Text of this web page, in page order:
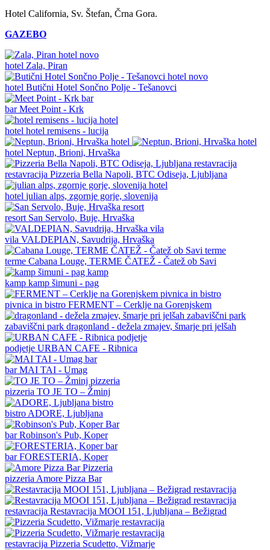
Hotel California, Sv. Štefan, Črna Gora.
GAZEBO
novo
hotel Zala, Piran
novo
hotel Butični Hotel Sončno Polje - Tešanovci
barMeet Point - Krk
hotel hotel remisens - lucija
hotel Neptun, Brioni, Hrvaška
restavracija Pizzeria Bella Napoli, BTC Odiseja, Ljubljana
hotel julian alps, zgornje gorje, slovenija
resort San Servolo, Buje, Hrvaška
vila VALDEPIAN, Savudrija, Hrvaška
terme Cabana Louge, TERME ČATEŽ - Čatež ob Savi
kamp kamp šimuni - pag
pivnica in bistro FERMENT – Cerklje na Gorenjskem
zabaviščni park dragonland - dežela zmajev, šmarje pri jelšah
podjetje URBAN CAFE - Ribnica
barMAI TAI - Umag
pizzeria TO JE TO – Žminj
bistro ADORE, Ljubljana
barRobinson's Pub, Koper
barFORESTERIA, Koper
pizzeria Amore Pizza Bar
restavracija Restavracija MOOI 151, Ljubljana – Bežigrad
restavracija Pizzeria Scudetto, Vižmarje